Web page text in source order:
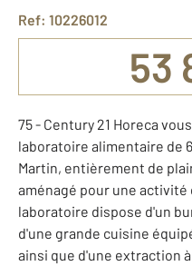
Ref: 10226012
53
75 - Century 21 Horeca
laboratoire alimentaire de
Martin, entièrement de
aménagé pour une
laboratoire dispose d'un
d'une grande cuisine
ainsi que d'une extraction